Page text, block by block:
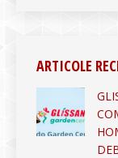
ARTICOLE